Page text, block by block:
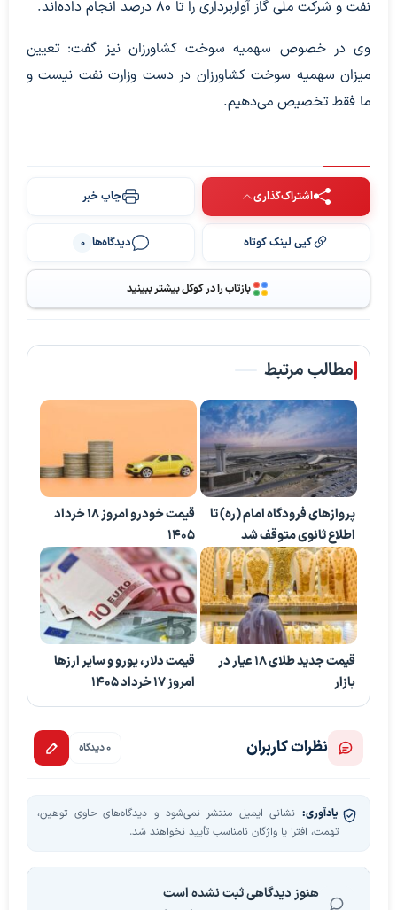
نفت و شرکت ملی گاز آواربرداری را تا ۸۰ درصد انجام داده‌اند.
وی در خصوص سهمیه سوخت کشاورزان نیز گفت: تعیین
میزان سهمیه سوخت کشاورزان در دست وزارت نفت نیست و
ما فقط تخصیص می‌دهیم.
اشتراک‌گذاری چاپ خبر
کپی لینک کوتاه دیدگاه‌ها 0
بازتاب را در گوگل بیشتر ببینید
مطالب مرتبط
پرواز‌های فرودگاه امام (ره) تا
اطلاع ثانوی متوقف شد
قیمت خودرو امروز 18 خرداد
1405
قیمت جدید طلای 18 عیار در
بازار
قیمت دلار، یورو و سایر ارزها
امروز ۱۷ خرداد ۱۴۰۵
نظرات کاربران 0 دیدگاه
یادآوری: نشانی ایمیل منتشر نمی‌شود و دیدگاه‌های حاوی توهین،
تهمت، افترا یا واژگان نامناسب تأیید نخواهند شد.
هنوز دیدگاهی ثبت نشده است